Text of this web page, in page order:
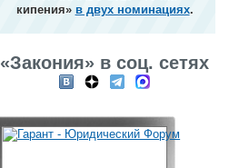
кипения» в двух номинациях.
«Закония» в соц. сетях